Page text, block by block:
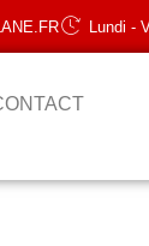
Lundi -